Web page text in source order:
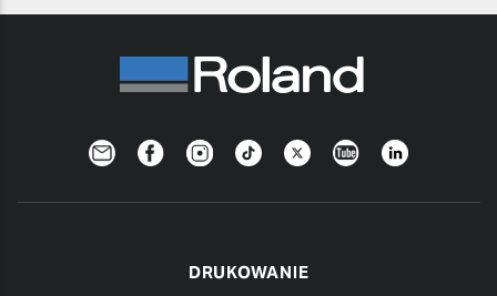
NewsletterFacebookInstagramTikTokTwitterYouTubeLinkedIn
DRUKOWANIE